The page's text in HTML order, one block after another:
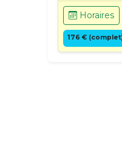
Horaires
176 €